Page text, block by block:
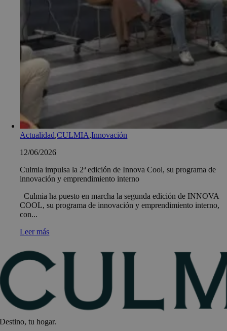
Actualidad,CULMIA,Innovación
12/06/2026
Culmia impulsa la 2ª edición de Innova Cool, su programa de
innovación y emprendimiento interno
Culmia ha puesto en marcha la segunda edición de INNOVA
COOL, su programa de innovación y emprendimiento interno,
con...
Leer más
Destino, tu hogar.